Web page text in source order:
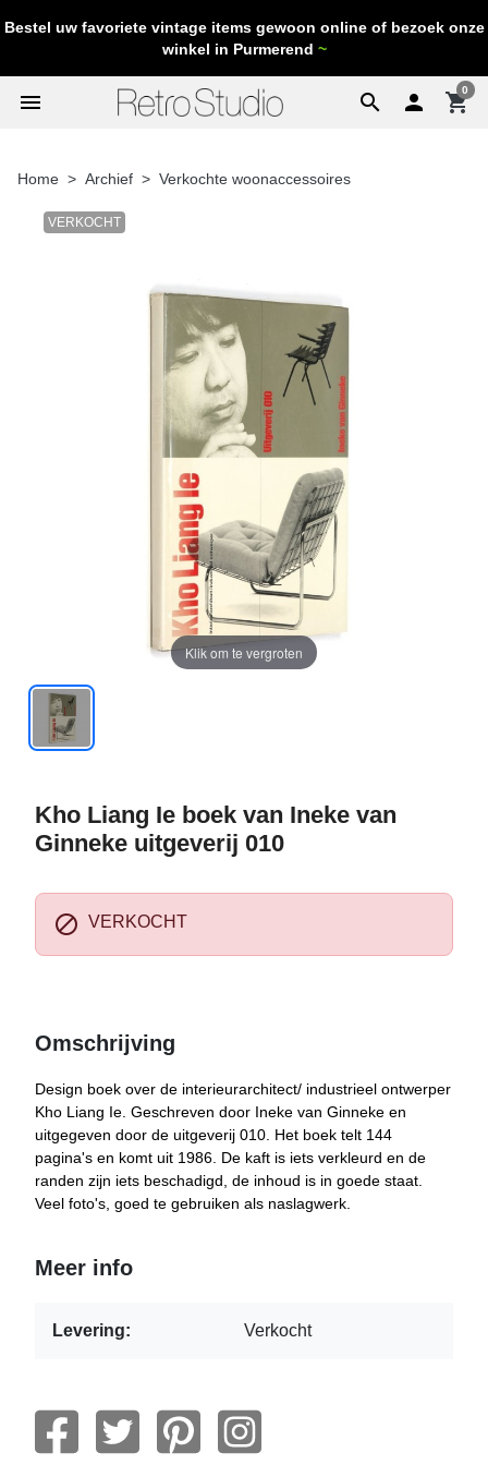
Bestel uw favoriete vintage items gewoon online of bezoek onze
winkel in Purmerend ~
search
menu  shopping_cart
0
Home Archief Verkochte woonaccessoires
VERKOCHT
Klik om te vergroten
Kho Liang Ie boek van Ineke van
Ginneke uitgeverij 010
 VERKOCHT
Omschrijving
Design boek over de interieurarchitect/ industrieel ontwerper
Kho Liang Ie. Geschreven door Ineke van Ginneke en
uitgegeven door de uitgeverij 010. Het boek telt 144
pagina's en komt uit 1986. De kaft is iets verkleurd en de
randen zijn iets beschadigd, de inhoud is in goede staat.
Veel foto's, goed te gebruiken als naslagwerk.
Meer info
Levering: Verkocht